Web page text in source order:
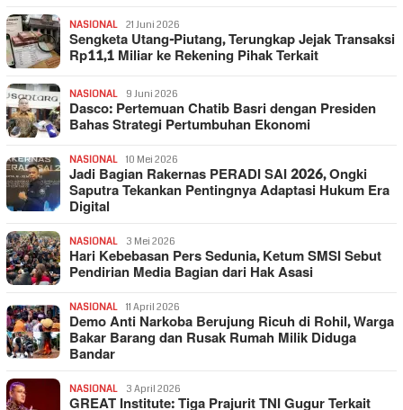
NASIONAL 21 Juni 2026
Sengketa Utang-Piutang, Terungkap Jejak Transaksi
Rp11,1 Miliar ke Rekening Pihak Terkait
NASIONAL 9 Juni 2026
Dasco: Pertemuan Chatib Basri dengan Presiden
Bahas Strategi Pertumbuhan Ekonomi
NASIONAL 10 Mei 2026
Jadi Bagian Rakernas PERADI SAI 2026, Ongki
Saputra Tekankan Pentingnya Adaptasi Hukum Era
Digital
NASIONAL 3 Mei 2026
Hari Kebebasan Pers Sedunia, Ketum SMSI Sebut
Pendirian Media Bagian dari Hak Asasi
NASIONAL 11 April 2026
Demo Anti Narkoba Berujung Ricuh di Rohil, Warga
Bakar Barang dan Rusak Rumah Milik Diduga
Bandar
NASIONAL 3 April 2026
GREAT Institute: Tiga Prajurit TNI Gugur Terkait